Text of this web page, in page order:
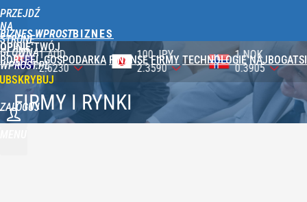
PRZEJDŹ
NA
STRONĘ
GŁÓWNĄ
WPROST.PL
BIZNES WPROST
OPINIE TWÓJ
PORTFEL GOSPODARKA FINANSE FIRMY TECHNOLOGIE NAJBOGATSI
ZALOGUJ
100 JPY
2.3590
1 NOK
0.3905
1 DKK
0.5750
FIRMY I RYNKI